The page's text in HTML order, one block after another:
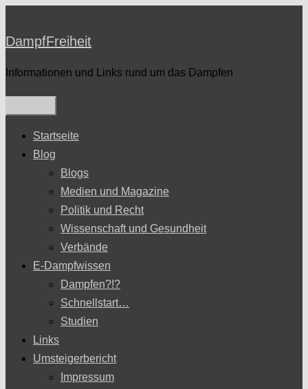
springen
DampfFreiheit
Informationen und Links rund um das Dampfen
Startseite
Blog
Blogs
Medien und Magazine
Politik und Recht
Wissenschaft und Gesundheit
Verbände
E-Dampfwissen
Dampfen?!?
Schnellstart…
Studien
Links
Umsteigerbericht
Impressum